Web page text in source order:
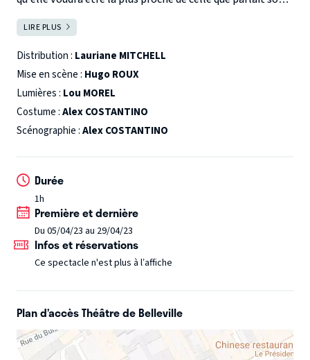
père, elle œuvre à dépeindre cet homme. D’abord garçon
de ferme puis petit commerçant, nous assistons à sa
modeste ascension sociale dans un monde au sein duquel il
évolue toujours à contretemps. Sur un quai de gare
l’actrice-narratrice exhume de ses valises toutes sortes
d’objets, prétextes à souvenirs, dans ce récit de l’intime.
brutalité, parce que vécu.
LIRE PLUS
Distribution : Lauriane MITCHELL
Mise en scène : Hugo ROUX
Lumières : Lou MOREL
Costume :Alex COSTANTINO
Scénographie :Alex COSTANTINO
Durée
1h
Première et dernière
Du 05/04/23 au 29/04/23
Infos et réservations
Ce spectacle n'est plus à l’affiche
Plan d’accès Théâtre de Belleville